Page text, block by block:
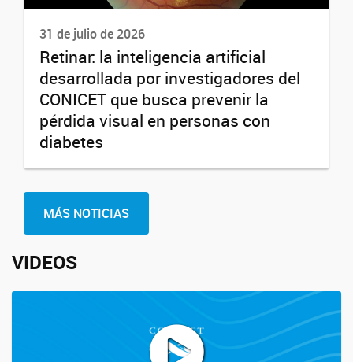
31 de julio de 2026
Retinar: la inteligencia artificial
desarrollada por investigadores del
CONICET que busca prevenir la
pérdida visual en personas con
diabetes
MÁS NOTICIAS
VIDEOS